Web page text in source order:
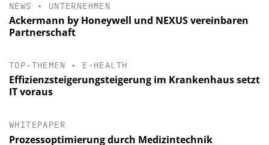
NEWS • UNTERNEHMEN
Ackermann by Honeywell und NEXUS vereinbaren
Partnerschaft
TOP-THEMEN • E-HEALTH
Effizienzsteigerungsteigerung im Krankenhaus setzt
IT voraus
WHITEPAPER
Prozessoptimierung durch Medizintechnik